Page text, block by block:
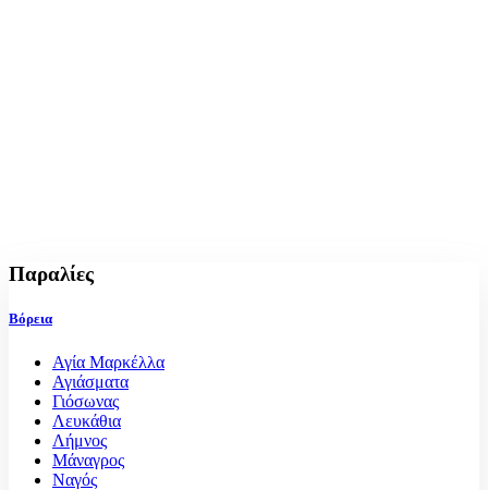
Παραλίες
Βόρεια
Αγία Μαρκέλλα
Αγιάσματα
Γιόσωνας
Λευκάθια
Λήμνος
Μάναγρος
Ναγός